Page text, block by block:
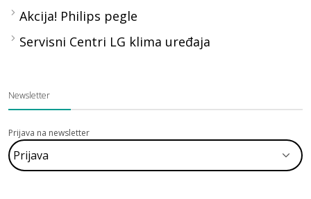
Akcija! Philips pegle
Servisni Centri LG klima uređaja
Newsletter
Prijava na newsletter